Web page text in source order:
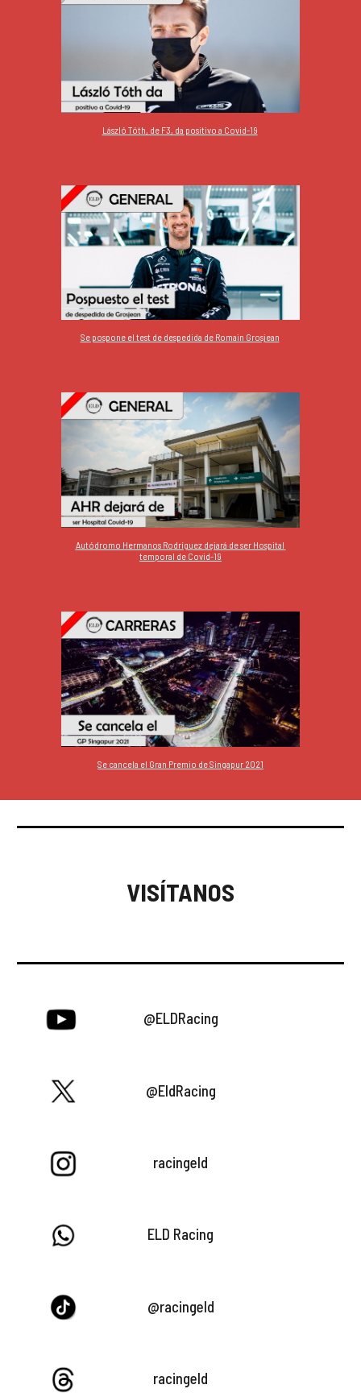
László Tóth, de F3, da positivo a Covid-19
Se pospone el test de despedida de Romain Grosjean
Autódromo Hermanos Rodríguez dejará de ser Hospital
temporal de Covid-19
Se cancela el Gran Premio de Singapur 2021
VISÍTANOS
@ELDRacing
@EldRacing
racingeld
ELD Racing
@racingeld
racingeld